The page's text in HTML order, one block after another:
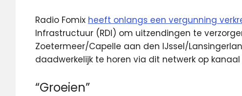
Radio Fomix heeft onlangs een vergunning
Infrastructuur (RDI) om uitzendingen te
Zoetermeer/Capelle aan den IJssel/
daadwerkelijk te horen via dit netwerk op kanaal
“Groeien”